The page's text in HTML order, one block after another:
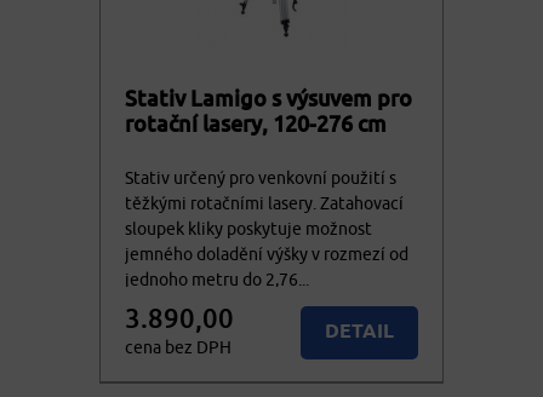
Stativ Lamigo s výsuvem pro
rotační lasery, 120-276 cm
Stativ určený pro venkovní použití s
těžkými rotačními lasery. Zatahovací
sloupek kliky poskytuje možnost
jemného doladění výšky v rozmezí od
jednoho metru do 2,76...
3.890,00
cena bez DPH
DETAIL
KOUPIT